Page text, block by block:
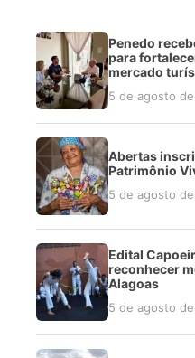
Penedo
para
mercado
5 de agosto
Abertas
Patrimônio
5 de agosto
Edital
reconhecer
Alagoas
5 de agosto